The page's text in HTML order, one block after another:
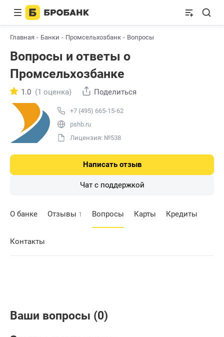
Главная Банки Промсельхозбанк Вопросы
Вопросы и ответы о
Промсельхозбанке
+7 (495) 665-15-62
pshb.ru
Лицензия: №538
1.0 (1 оценка) Поделиться
Написать отзыв
Чат с поддержкой
О банке Отзывы 1 Вопросы Карты Кредиты
Контакты
Ваши вопросы (0)